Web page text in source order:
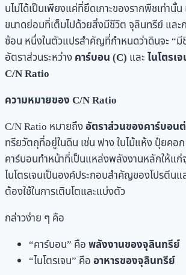
นไม่ได้เป็นเพียงแค่ที่ยึดเกาะของรากพืชเท่านั้
ขนาดย่อมที่เต็มไปด้วยสิ่งมีชีวิต จุลินทรีย์ และ
ซ้อน หนึ่งในตัวแปรสำคัญที่กำหนดว่าดินจะ “มี
อัตราส่วนระหว่างคาร์บอน (C) และไนโตรเ
C/N Ratio
ความหมายของ C/N Ratio
C/N Ratio หมายถึงอัตราส่วนของคาร์บอน
ทรียวัตถุที่อยู่ในดิน เช่น ฟาง ใบไม้แห้ง ปุ๋ยคอ
คาร์บอนทำหน้าที่เป็นแหล่งพลังงานหลักให้แ
ไนโตรเจนเป็นองค์ประกอบสำคัญของโปรตีน
ต้องใช้ในการเติบโตและแบ่งตัว
กล่าวง่าย ๆ คือ
“คาร์บอน” คือพลังงานของจุลินทรีย์
“ไนโตรเจน” คืออาหารของจุลินทรีย์